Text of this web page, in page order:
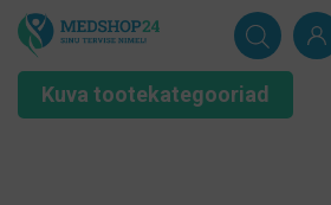
Kuva tootekategooriad